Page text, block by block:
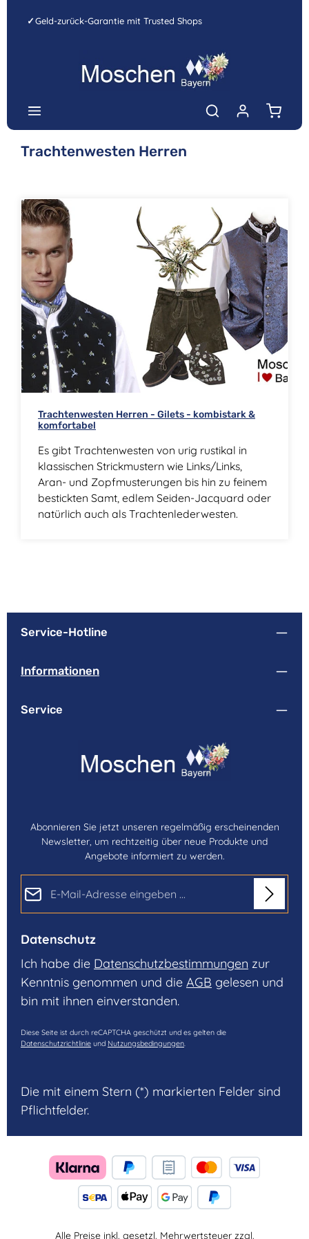
Zum Hauptinhalt springen
✓Geld-zurück-Garantie mit Trusted Shops
Trachtenwesten Herren
Trachtenwesten Herren - Gilets - kombistark &
komfortabel
Es gibt Trachtenwesten von urig rustikal in
klassischen Strickmustern wie Links/Links,
Aran- und Zopfmusterungen bis hin zu feinem
bestickten Samt, edlem Seiden-Jacquard oder
natürlich auch als Trachtenlederwesten.
Service-Hotline
Informationen
Service
Abonnieren Sie jetzt unseren regelmäßig erscheinenden
Newsletter, um rechtzeitig über neue Produkte und
Angebote informiert zu werden.
Datenschutz
Ich habe die Datenschutzbestimmungen zur
Kenntnis genommen und die AGB gelesen und
bin mit ihnen einverstanden.
Diese Seite ist durch reCAPTCHA geschützt und es gelten die
Datenschutzrichtlinie und Nutzungsbedingungen.
Die mit einem Stern (*) markierten Felder sind
Pflichtfelder.
Alle Preise inkl. gesetzl. Mehrwertsteuer zzgl.